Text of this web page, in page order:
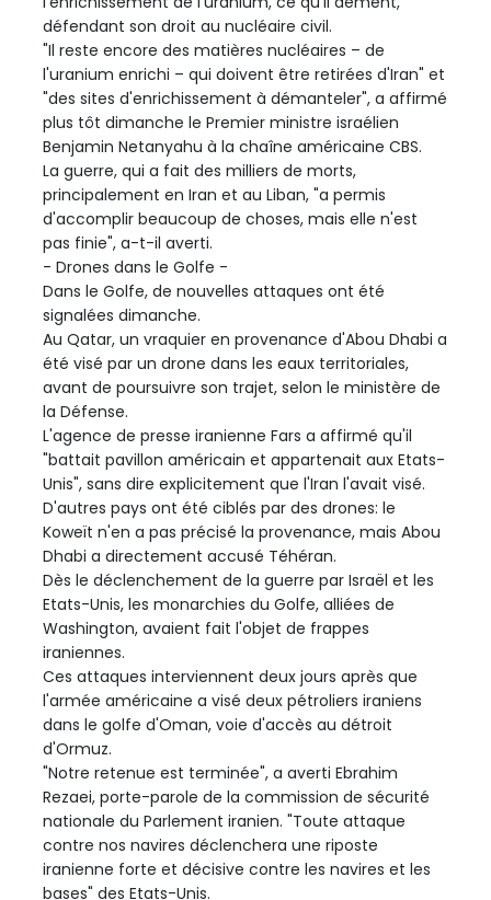
défendant son droit au nucléaire civil.
"Il reste encore des matières nucléaires – de
l'uranium enrichi – qui doivent être retirées d'Iran" et
"des sites d'enrichissement à démanteler", a affirmé
plus tôt dimanche le Premier ministre israélien
Benjamin Netanyahu à la chaîne américaine CBS.
La guerre, qui a fait des milliers de morts,
principalement en Iran et au Liban, "a permis
d'accomplir beaucoup de choses, mais elle n'est
pas finie", a-t-il averti.
- Drones dans le Golfe -
Dans le Golfe, de nouvelles attaques ont été
signalées dimanche.
Au Qatar, un vraquier en provenance d'Abou Dhabi a
été visé par un drone dans les eaux territoriales,
avant de poursuivre son trajet, selon le ministère de
la Défense.
L'agence de presse iranienne Fars a affirmé qu'il
"battait pavillon américain et appartenait aux Etats-
Unis", sans dire explicitement que l'Iran l'avait visé.
D'autres pays ont été ciblés par des drones: le
Koweït n'en a pas précisé la provenance, mais Abou
Dhabi a directement accusé Téhéran.
Dès le déclenchement de la guerre par Israël et les
Etats-Unis, les monarchies du Golfe, alliées de
Washington, avaient fait l'objet de frappes
iraniennes.
Ces attaques interviennent deux jours après que
l'armée américaine a visé deux pétroliers iraniens
dans le golfe d'Oman, voie d'accès au détroit
d'Ormuz.
"Notre retenue est terminée", a averti Ebrahim
Rezaei, porte-parole de la commission de sécurité
nationale du Parlement iranien. "Toute attaque
contre nos navires déclenchera une riposte
iranienne forte et décisive contre les navires et les
bases" des Etats-Unis.